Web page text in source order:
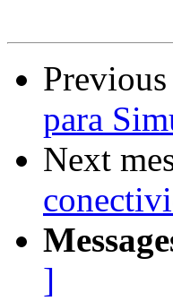
para
Next
]